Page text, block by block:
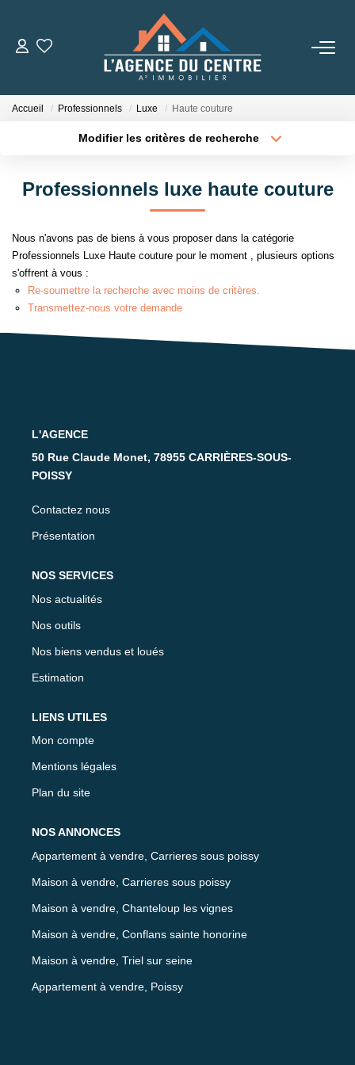
VENTES
Nos Conseils
Estimation
L' AGENCE
Accueil Professionnels Luxe Haute couture
Modifier les critères de recherche
Type de bien
Budget max Plus de critères
Professionnels luxe haute couture
Nous n'avons pas de biens à vous proposer dans la catégorie
Professionnels Luxe Haute couture pour le moment , plusieurs options
s'offrent à vous :
Re-soumettre la recherche avec moins de critères.
Transmettez-nous votre demande
L'AGENCE
50 Rue Claude Monet, 78955 CARRIÈRES-SOUS-
POISSY
Contactez nous
Présentation
NOS SERVICES
Nos actualités
Nos outils
Nos biens vendus et loués
Estimation
LIENS UTILES
Mon compte
Mentions légales
Plan du site
NOS ANNONCES
Appartement à vendre, Carrieres sous poissy
Maison à vendre, Carrieres sous poissy
Maison à vendre, Chanteloup les vignes
Maison à vendre, Conflans sainte honorine
Maison à vendre, Triel sur seine
Appartement à vendre, Poissy